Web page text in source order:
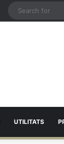
UTILITATS